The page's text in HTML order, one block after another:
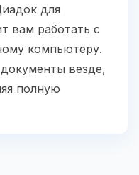
для
вам работать с
компьютеру.
везде,
полную